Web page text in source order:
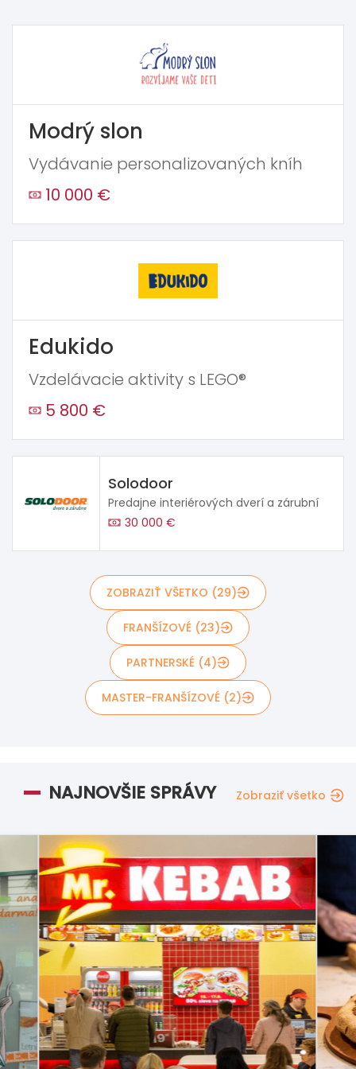
Modrý slon
Vydávanie personalizovaných kníh
10 000 €
Edukido
Vzdelávacie aktivity s LEGO®
5 800 €
Solodoor
Predajne interiérových dverí a zárubní
30 000 €
ZOBRAZIŤ VŠETKO (29)
FRANŠÍZOVÉ (23)
PARTNERSKÉ (4)
MASTER-FRANŠÍZOVÉ (2)
NAJNOVŠIE SPRÁVY Zobraziť všetko